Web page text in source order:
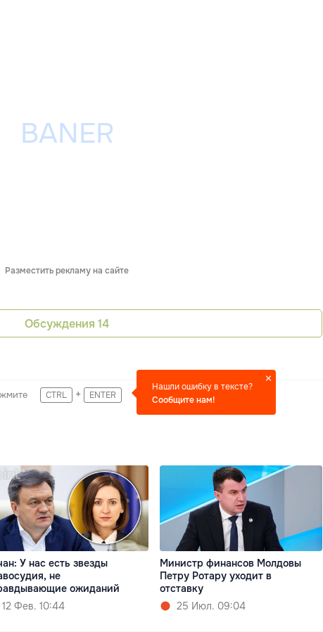
Разместить рекламу на сайте
Обсуждения 14
CTRL + ENTER
Нашли ошибку в тексте?
Сообщите нам!
У нас есть звезды
не
ожиданий
12 Фев. 10:44
Министр финансов Молдовы
Петру Ротару уходит в
отставку
25 Июл. 09:04